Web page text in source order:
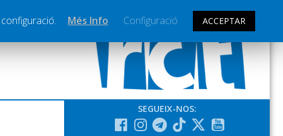
SEGUEIX-NOS:
Més Info Configuració ACCEPTAR